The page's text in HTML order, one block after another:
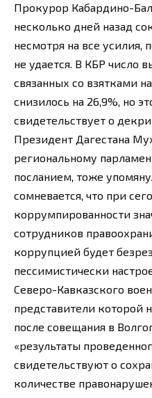
Прокурор Кабардино-
несколько дней назад
несмотря на все
не удается. В КБР число
связанных со взятками
снизилось на 26,9%, но
свидетельствует о
Президент Дагестана
региональному
посланием, тоже
сомневается, что при
коррумпированности
сотрудников
коррупцией будет
пессимистически
Северо-Кавказского
представители
после совещания в
«результаты
свидетельствуют о
количестве